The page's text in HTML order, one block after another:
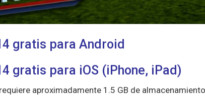
gratis para Android
gratis para iOS (iPhone, iPad)
aproximadamente 1.5 GB de